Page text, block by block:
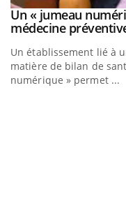
Youtube
Un « jumeau
médecine
Un établissement lié à
matière de bilan de
numérique » permet ...